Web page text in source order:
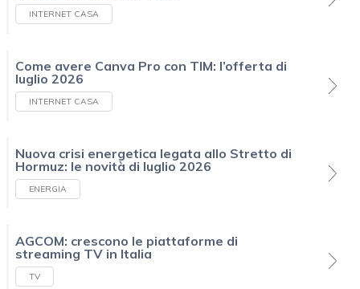
INTERNET CASA
Come avere Canva Pro con TIM: l’offerta di
luglio 2026
INTERNET CASA
Nuova crisi energetica legata allo Stretto di
Hormuz: le novità di luglio 2026
ENERGIA
AGCOM: crescono le piattaforme di
streaming TV in Italia
TV